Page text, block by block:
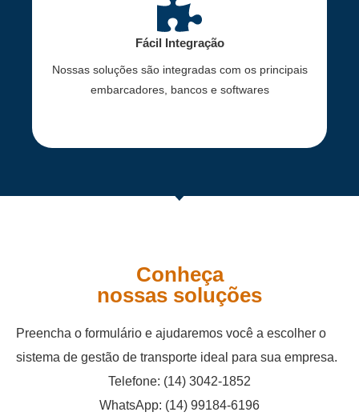
Fácil Integração
Nossas soluções são integradas com os principais
embarcadores, bancos e softwares
Conheça
nossas soluções
Preencha o formulário e ajudaremos você a escolher o
sistema de gestão de transporte ideal para sua empresa.
Telefone: (14) 3042-1852
WhatsApp: (14) 99184-6196